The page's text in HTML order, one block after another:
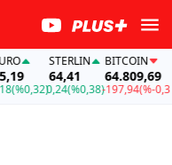
STERLIN
64,41
0,24(%0,38)
BITCOIN
64.809,69
-197,94(%-0,30)